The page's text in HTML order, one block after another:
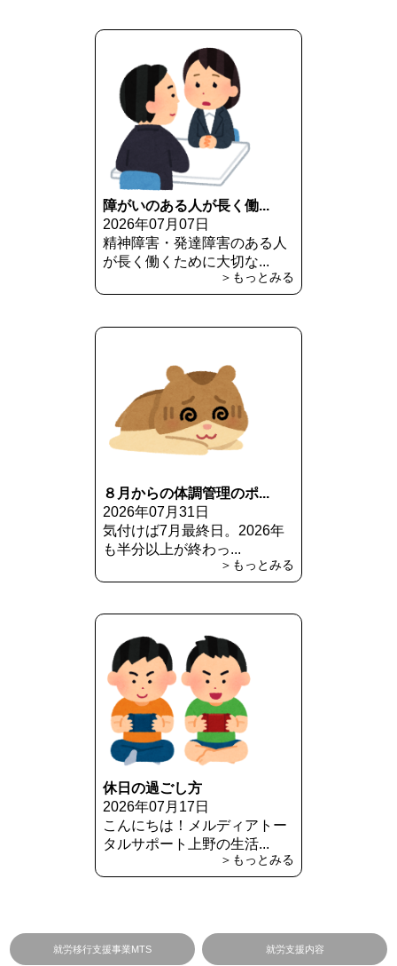
障がいのある人が長く働...
2026年07月07日
精神障害・発達障害のある人
が長く働くために大切な...
＞もっとみる
８月からの体調管理のポ...
2026年07月31日
気付けば7月最終日。2026年
も半分以上が終わっ...
＞もっとみる
休日の過ごし方
2026年07月17日
こんにちは！メルディアトー
タルサポート上野の生活...
＞もっとみる
就労移行支援事業MTS 就労支援内容